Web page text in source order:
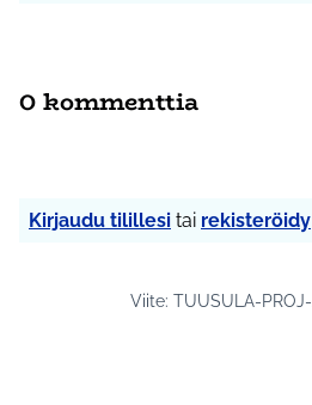
0 kommenttia
Kirjaudu tilillesi tai rekisteröidy
Viite: TUUSULA-